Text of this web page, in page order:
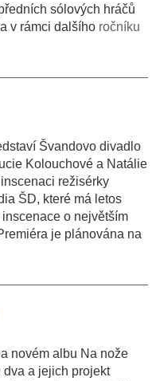
sólových hráčů
v rámci dalšího ročníku
Švandovo divadlo
Kolouchové a Natálie
režisérky
ŠD, které má letos
o největším
je plánována na
novém albu Na nože
a jejich projekt